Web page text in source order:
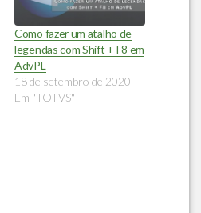
Como fazer um atalho de
legendas com Shift + F8 em
AdvPL
18 de setembro de 2020
Em "TOTVS"